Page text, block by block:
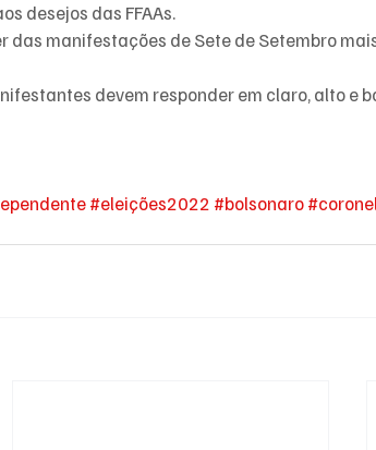
desejos das FFAAs.
das manifestações de Sete de Setembro
devem responder em claro, alto e
#eleições2022 #bolsonaro